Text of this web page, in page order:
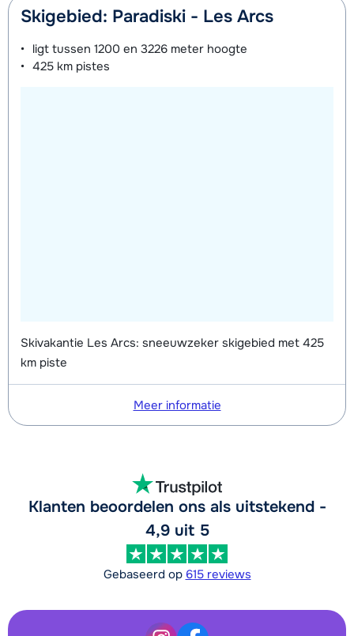
Skigebied: Paradiski - Les Arcs
ligt tussen 1200 en 3226 meter hoogte
425 km pistes
Skivakantie Les Arcs: sneeuwzeker skigebied met 425
km piste
Meer informatie
Klanten beoordelen ons als uitstekend -
4,9 uit 5
Gebaseerd op 615 reviews